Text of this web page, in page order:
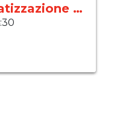
Impianti di climatizzazione moderni